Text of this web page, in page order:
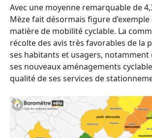
Avec une moyenne remarquable de
Mèze fait désormais figure d’exemple
matière de mobilité cyclable. La
récolte des avis très favorables de la
ses habitants et usagers, notamment
ses nouveaux aménagements
qualité de ses services de